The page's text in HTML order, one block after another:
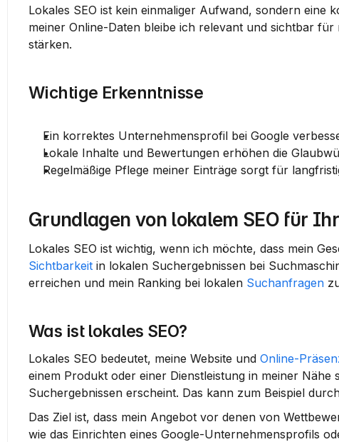
Lokales SEO ist kein einmaliger Aufwand, sondern
meiner Online-Daten bleibe ich relevant und sichtbar
stärken.
Wichtige Erkenntnisse
Ein korrektes Unternehmensprofil bei Google
Lokale Inhalte und Bewertungen erhöhen die
Regelmäßige Pflege meiner Einträge sorgt für
Grundlagen von lokalem SEO für
Sichtbarkeit in lokalen Suchergebnissen bei
erreichen und mein Ranking bei lokalen Suchanfragen
Was ist lokales SEO?
Lokales SEO bedeutet, meine Website und Online-
einem Produkt oder einer Dienstleistung in meiner
Suchergebnissen erscheint. Das kann zum Beispiel
Das Ziel ist, dass mein Angebot vor denen von
wie das Einrichten eines Google-Unternehmensprofils